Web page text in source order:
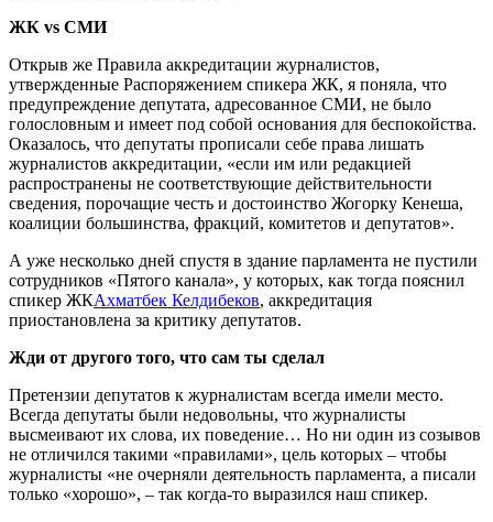
ЖК vs СМИ
Открыв же Правила аккредитации журналистов,
утвержденные Распоряжением спикера ЖК, я поняла, что
предупреждение депутата, адресованное СМИ, не было
голословным и имеет под собой основания для беспокойства.
Оказалось, что депутаты прописали себе права лишать
журналистов аккредитации, «если им или редакцией
распространены не соответствующие действительности
сведения, порочащие честь и достоинство Жогорку Кенеша,
коалиции большинства, фракций, комитетов и депутатов».
А уже несколько дней спустя в здание парламента не пустили
сотрудников «Пятого канала», у которых, как тогда пояснил
спикер ЖКАхматбек Келдибеков, аккредитация
приостановлена за критику депутатов.
Жди от другого того, что сам ты сделал
Претензии депутатов к журналистам всегда имели место.
Всегда депутаты были недовольны, что журналисты
высмеивают их слова, их поведение… Но ни один из созывов
не отличился такими «правилами», цель которых – чтобы
журналисты «не очерняли деятельность парламента, а писали
только «хорошо», – так когда-то выразился наш спикер.